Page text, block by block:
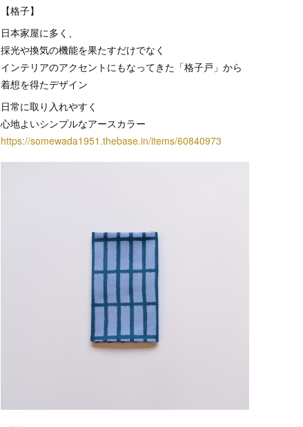
【格子】
日本家屋に多く、
採光や換気の機能を果たすだけでなく
インテリアのアクセントにもなってきた「格子戸」から
着想を得たデザイン
日常に取り入れやすく
心地よいシンプルなアースカラー
https://somewada1951.thebase.in/items/60840973